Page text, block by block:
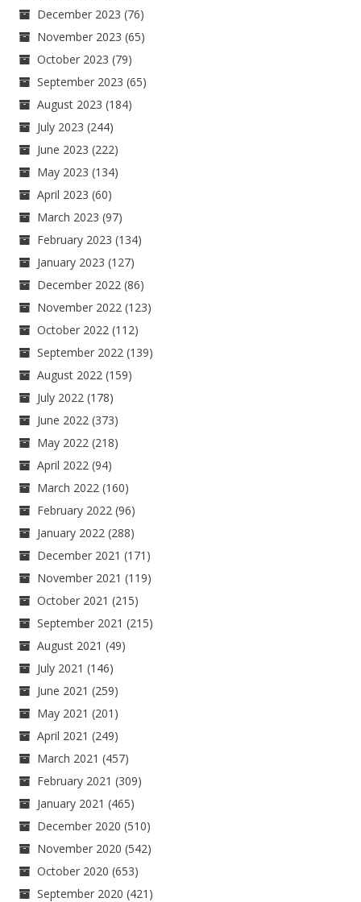
December 2023 (76)
November 2023 (65)
October 2023 (79)
September 2023 (65)
August 2023 (184)
July 2023 (244)
June 2023 (222)
May 2023 (134)
April 2023 (60)
March 2023 (97)
February 2023 (134)
January 2023 (127)
December 2022 (86)
November 2022 (123)
October 2022 (112)
September 2022 (139)
August 2022 (159)
July 2022 (178)
June 2022 (373)
May 2022 (218)
April 2022 (94)
March 2022 (160)
February 2022 (96)
January 2022 (288)
December 2021 (171)
November 2021 (119)
October 2021 (215)
September 2021 (215)
August 2021 (49)
July 2021 (146)
June 2021 (259)
May 2021 (201)
April 2021 (249)
March 2021 (457)
February 2021 (309)
January 2021 (465)
December 2020 (510)
November 2020 (542)
October 2020 (653)
September 2020 (421)